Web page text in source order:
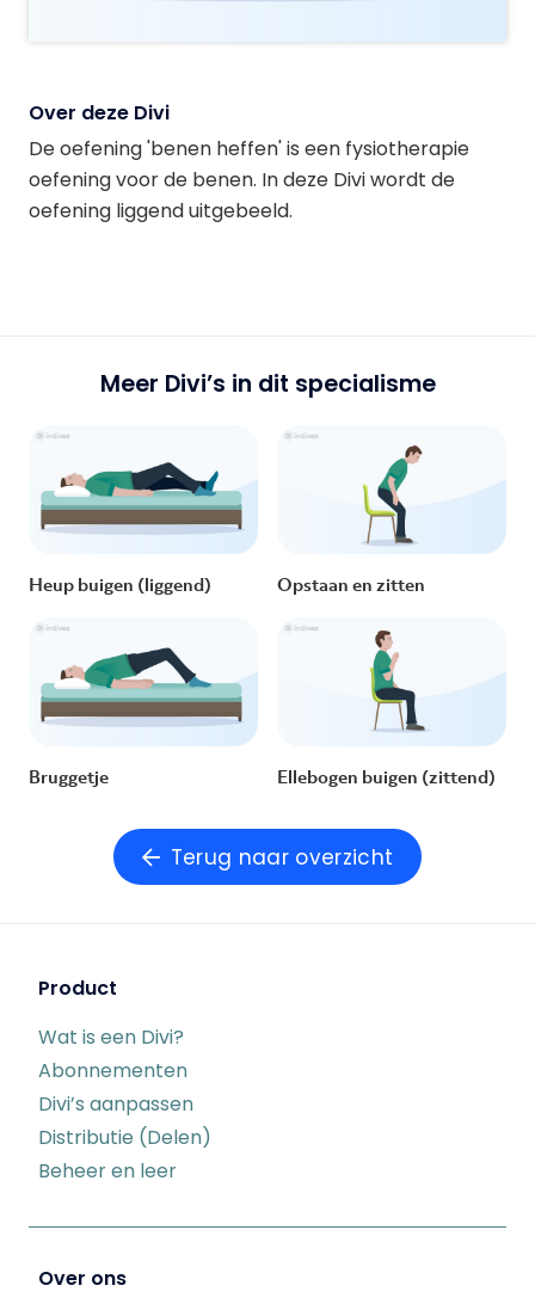
Over deze Divi
De oefening 'benen heffen' is een fysiotherapie
oefening voor de benen. In deze Divi wordt de
oefening liggend uitgebeeld.
Meer Divi’s in dit specialisme
Heup buigen (liggend) Opstaan en zitten
Bruggetje Ellebogen buigen (zittend)
Terug naar overzicht
Product
Wat is een Divi?
Abonnementen
Divi’s aanpassen
Distributie (Delen)
Beheer en leer
Over ons